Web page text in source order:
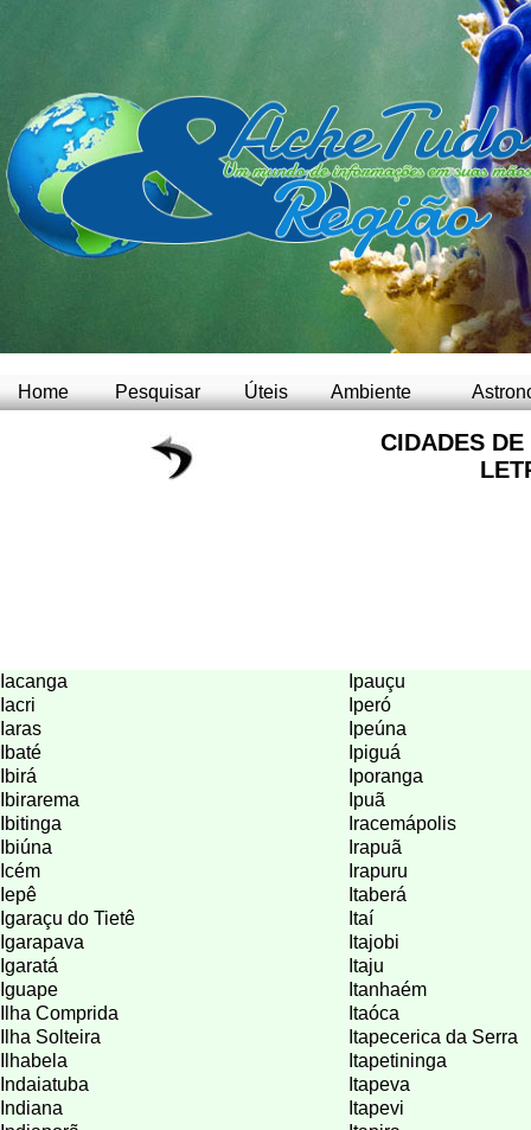
Home Pesquisar Úteis Ambiente
CIDADES
Iacanga
Ipauçu
Iacri
Iperó
Iaras
Ipeúna
Ibaté
Ipiguá
Ibirá
Iporanga
Ibirarema
Ipuã
Ibitinga
Iracemápolis
Ibiúna
Irapuã
Icém
Irapuru
Iepê
Itaberá
Igaraçu do Tietê
Itaí
Igarapava
Itajobi
Igaratá
Itaju
Iguape
Itanhaém
Ilha Comprida
Itaóca
Ilha Solteira
Itapecerica da Serra
Ilhabela
Itapetininga
Indaiatuba
Itapeva
Indiana
Itapevi